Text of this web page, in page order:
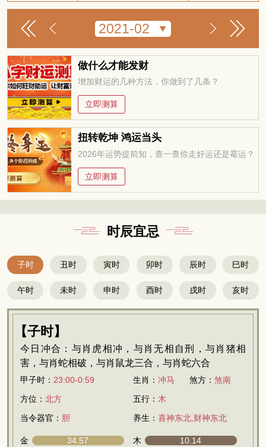
做什么才能发财
增加财运的几种方法，你做到了几条？
立即测算
扭转乾坤 鸿运当头
2026年运势提前知，查一查你走好运还是霉运？
立即测算
时辰宜忌
子时 丑时 寅时 卯时 辰时 巳时
午时 未时 申时 酉时 戌时 亥时
【子时】
今日冲合：与肖虎相冲，与肖无相自刑，与肖猪相
害，与肖蛇相破，与肖鼠龙三合，与肖蛇六合
甲子时： 23:00-0:59 生肖： 冲马 煞方： 煞南
方位： 北方 五行： 木
当令器官： 胆 养生： 喜神东北,财神东北
金 34.57 木 10.14